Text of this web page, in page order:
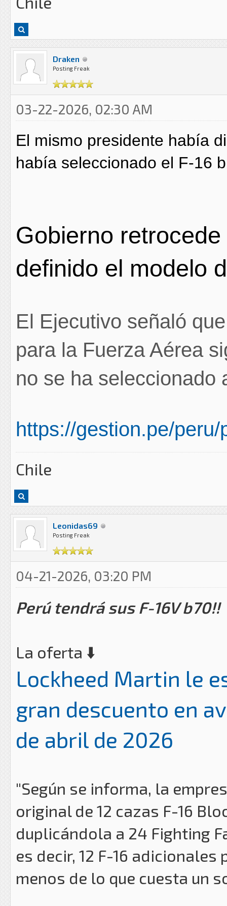
Draken
Posting Freak
03-22-2026, 02:30 AM
El mismo presidente había
había seleccionado el F-16
Gobierno
definido el modelo
El Ejecutivo señaló
para la Fuerza Aérea
no se ha seleccionado
https://gestion.pe/
Chile
Leonidas69
Posting Freak
04-21-2026, 03:20 PM
Perú tendrá sus F-16V b70!!
La oferta ⬇️
Lockheed Martin le
gran descuento en
de abril de 2026
"Según se informa, la
original de 12 cazas F-16
duplicándola a 24 Fighting
es decir, 12 F-16
menos de lo que cuesta un